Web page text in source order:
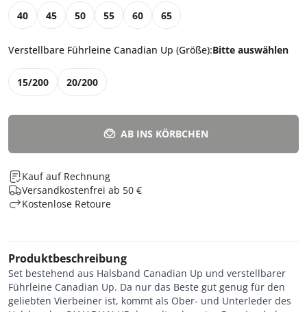
40 45 50 55 60 65
Verstellbare Führleine Canadian Up (Größe):Bitte auswählen
15/200 20/200
AB INS KÖRBCHEN
Kauf auf Rechnung
Versandkostenfrei ab 50 €
Kostenlose Retoure
Produktbeschreibung
Set bestehend aus Halsband Canadian Up und verstellbarer
Führleine Canadian Up. Da nur das Beste gut genug für den
geliebten Vierbeiner ist, kommt als Ober- und Unterleder des